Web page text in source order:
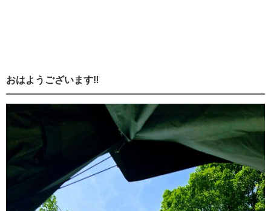
おはようございます‼️